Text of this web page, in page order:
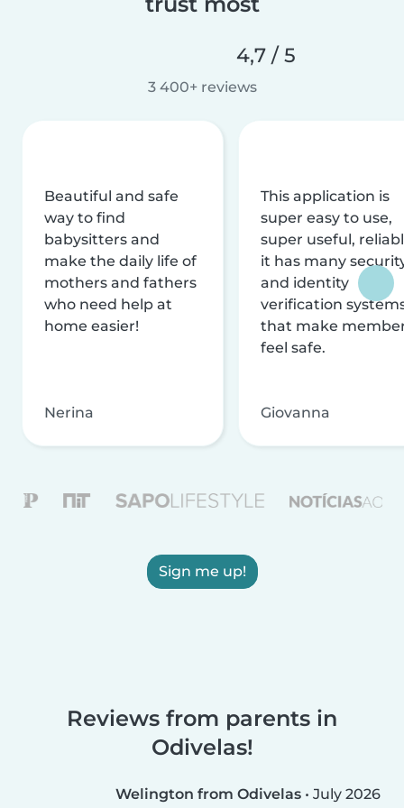
4,7 / 5
3 400+ reviews
Beautiful and safe
way to find
babysitters and
make the daily life of
mothers and fathers
who need help at
home easier!
Nerina
This application is
super easy to use,
super useful,
it has many
and identity
verification
that make
feel safe.
Giovanna
Sign me up!
Reviews from parents in
Odivelas!
Welington from Odivelas • July 2026